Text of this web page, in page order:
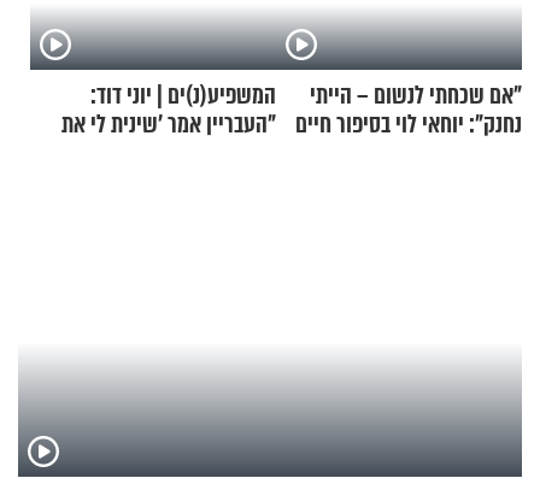
"אם שכחתי לנשום – הייתי
נחנק": יוחאי לוי בסיפור חיים
המשפיע(נ)ים | יוני דוד:
"העבריין אמר 'שינית לי את